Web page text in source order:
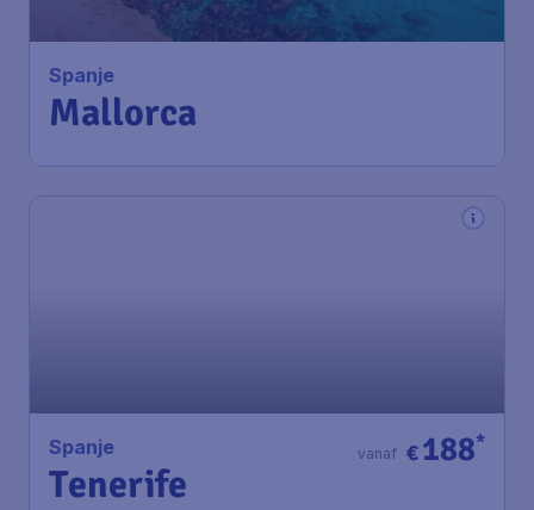
Spanje
Mallorca
Spanje
Tenerife
€188*
vanaf